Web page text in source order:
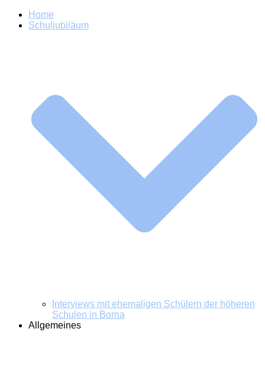
Home
Schuljubiläum
Interviews mit ehemaligen Schülern der höheren
Schulen in Borna
Allgemeines